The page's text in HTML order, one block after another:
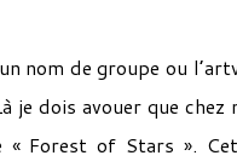
nom de groupe ou
je dois avouer que
Forest of Stars ».